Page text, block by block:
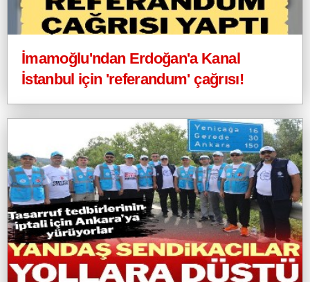
İmamoğlu'ndan Erdoğan'a Kanal
İstanbul için 'referandum' çağrısı!